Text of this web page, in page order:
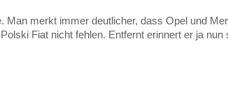
Man merkt immer deutlicher, dass Opel und
Fiat nicht fehlen. Entfernt erinnert er ja